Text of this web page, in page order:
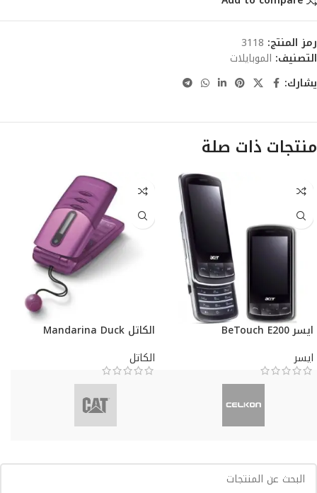
رمز المنتج: 3118
التصنيف: الموبايلات
يشارك:
منتجات ذات صلة
ايسر BeTouch E200
ايسر
الكاتل Mandarina Duck
الكاتل